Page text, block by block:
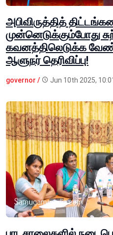
அபிவிருத்தித்
முன்னெடுக்கும்போது
கவனத்திலெடுக்க
ஆளுநர் தெரிவிப்பு!
governor / Jun 10th 2025,